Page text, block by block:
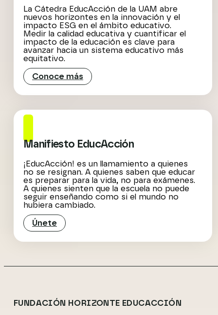
La Cátedra EducAcción de la UAM abre
nuevos horizontes en la innovación y el
impacto ESG en el ámbito educativo.
Medir la calidad educativa y cuantificar el
impacto de la educación es clave para
avanzar hacia un sistema educativo más
equitativo.
Conoce más
Manifiesto EducAcción
¡EducAcción! es un llamamiento a quienes
no se resignan. A quienes saben que educar
es preparar para la vida, no para exámenes.
A quienes sienten que la escuela no puede
seguir enseñando como si el mundo no
hubiera cambiado.
Únete
FUNDACIÓN HORIZONTE EDUCACCIÓN